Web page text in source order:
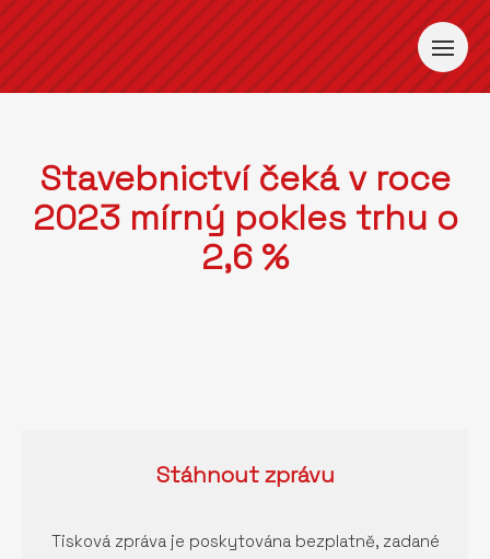
Stavebnictví čeká v roce
2023 mírný pokles trhu o
2,6 %
Stáhnoutzprávu
Tisková zpráva je poskytována bezplatně, zadané